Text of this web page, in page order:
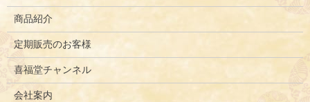
商品紹介
定期販売のお客様
喜福堂チャンネル
会社案内